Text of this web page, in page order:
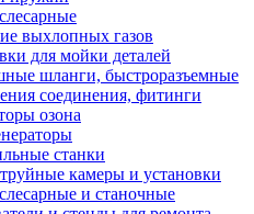
выхлопных газов
для мойки деталей
шланги, быстроразъемные
соединения, фитинги
озона
станки
камеры и установки
и станочные